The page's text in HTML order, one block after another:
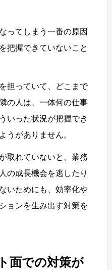
ってしまう一番の原因
把握できていないこと
担っていて、どこまで
の人は、一体何の仕事
いった状況が把握でき
うがありません。
取れていないと、業務
の成長機会を逃したり
いためにも、効率化や
ョンを生み出す対策を
面での対策が